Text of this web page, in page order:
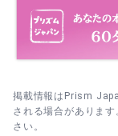
奉幣殿で参拝→
ポイントを決め
掲載情報はPrism
される場合がありま
さい。